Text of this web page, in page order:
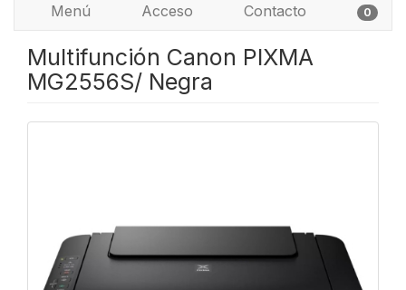
Menú Acceso Contacto 0
Multifunción Canon PIXMA
MG2556S/ Negra